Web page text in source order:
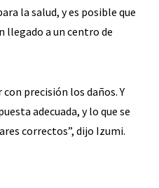
la salud, y es posible que
llegado a un centro de
precisión los daños. Y
adecuada, y lo que se
correctos”, dijo Izumi.